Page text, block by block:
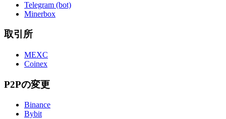
Telegram (bot)
Minerbox
取引所
MEXC
Coinex
P2Pの変更
Binance
Bybit